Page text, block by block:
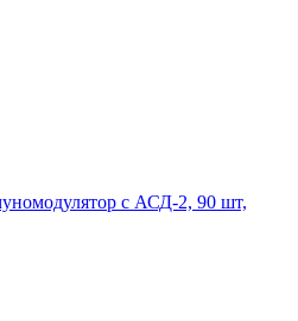
с АСД-2, 90 шт,